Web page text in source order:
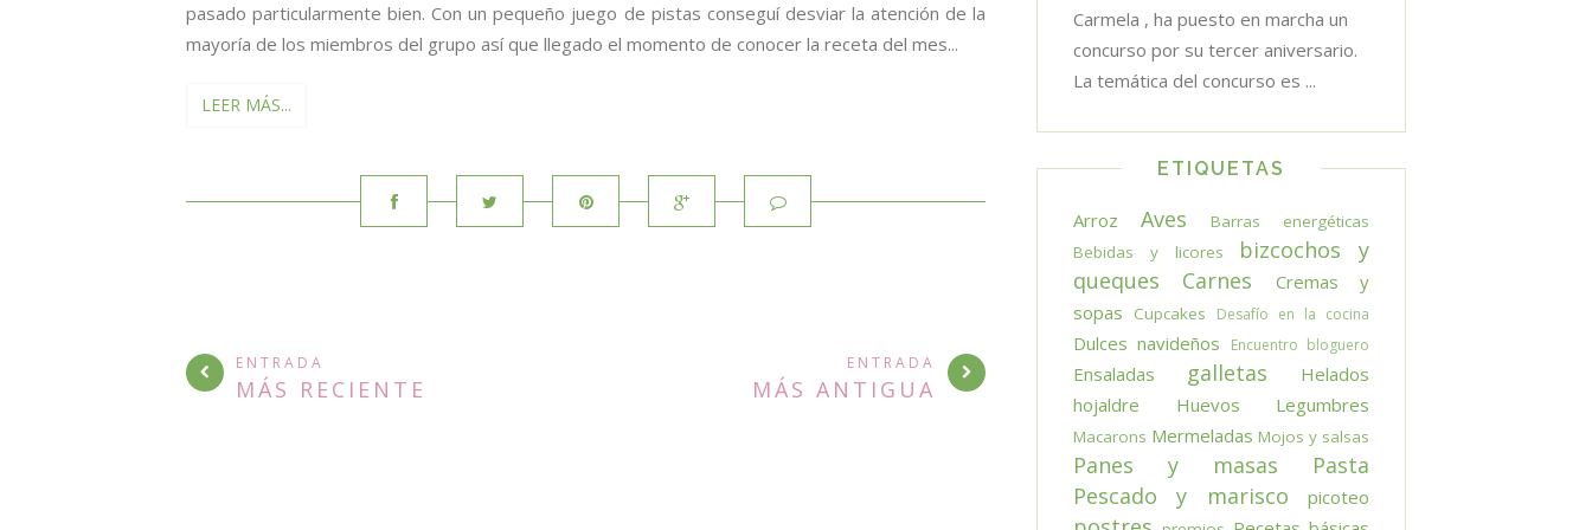
pasado particularmente bien. Con un pequeño juego de pistas conseguí desviar la atención de la
mayoría de los miembros del grupo así que llegado el momento de conocer la receta del mes...
LEER MÁS...
ENTRADA
MÁS RECIENTE
ENTRADA
MÁS ANTIGUA
Carmela , ha puesto en marcha un
concurso por su tercer aniversario.
La temática del concurso es ...
ETIQUETAS
Arroz Aves
Barras energéticas
Bebidas y licores
bizcochos y
queques
Carnes
Cremas y
sopas
Cupcakes Desafío en la cocina
Dulces navideños Encuentro bloguero
Ensaladas galletas
Helados
hojaldre
Huevos Legumbres
Macarons Mermeladas Mojos y salsas
Panes y masas
Pasta
Pescado y marisco
picoteo